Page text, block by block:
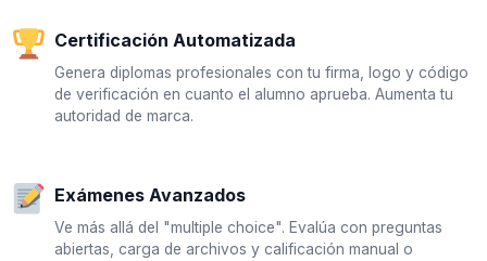
Certificación Automatizada
Genera diplomas profesionales con tu firma, logo y código
de verificación en cuanto el alumno aprueba. Aumenta tu
autoridad de marca.
Exámenes Avanzados
Ve más allá del "multiple choice". Evalúa con preguntas
abiertas, carga de archivos y calificación manual o